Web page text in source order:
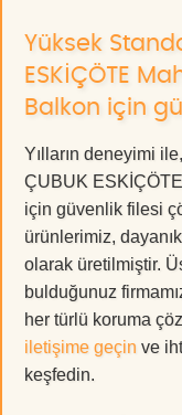
Yüksek
ESKİÇÖTE
Balkon için
Yılların deneyimi
ÇUBUK
için güvenlik filesi
ürünlerimiz,
olarak üretilmiştir.
bulduğunuz
her türlü koruma
iletişime geçin ve
keşfedin.